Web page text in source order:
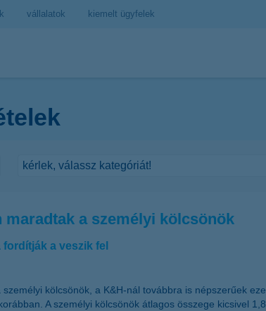
vállalatok kiemelt ügyfelek
maradtak a személyi kölcsönök
a veszik fel
kölcsönök, a K&H-nál továbbra is népszerűek
A személyi kölcsönök átlagos összege kicsivel